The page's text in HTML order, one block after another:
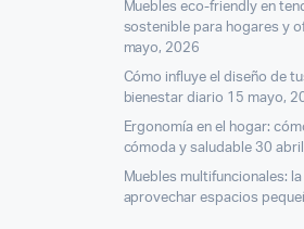
Muebles eco-friendly en
sostenible para hogares y
mayo, 2026
Cómo influye el diseño de
bienestar diario 15 mayo,
Ergonomía en el hogar:
cómoda y saludable 30
Muebles multifuncionales:
aprovechar espacios